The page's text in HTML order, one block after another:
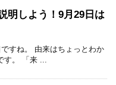
明しよう！9月29日は
すね。 由来はちょっとわか
す。 「来 ...